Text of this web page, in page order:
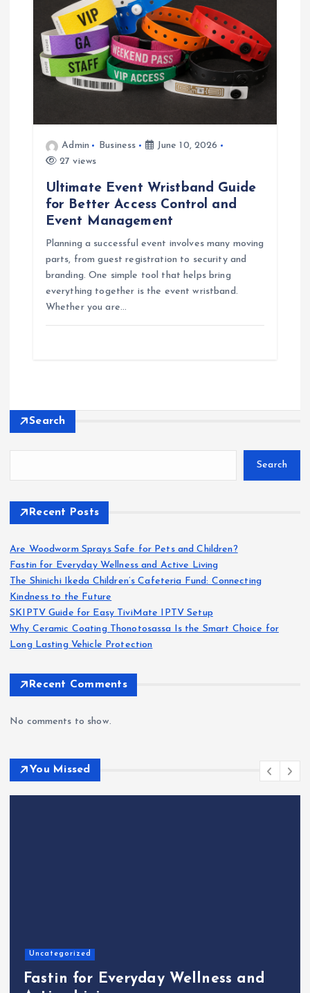
Admin Business
June 10, 2026
27 views
Ultimate Event Wristband Guide
for Better Access Control and
Event Management
Planning a successful event involves many moving
parts, from guest registration to security and
branding. One simple tool that helps bring
everything together is the event wristband.
Whether you are…
Search
Search
Recent Posts
Are Woodworm Sprays Safe for Pets and Children?
Fastin for Everyday Wellness and Active Living
The Shinichi Ikeda Children’s Cafeteria Fund: Connecting
Kindness to the Future
SKIPTV Guide for Easy TiviMate IPTV Setup
Why Ceramic Coating Thonotosassa Is the Smart Choice for
Long Lasting Vehicle Protection
Recent Comments
No comments to show.
You Missed
Uncategorized
Fastin for Everyday Wellness and